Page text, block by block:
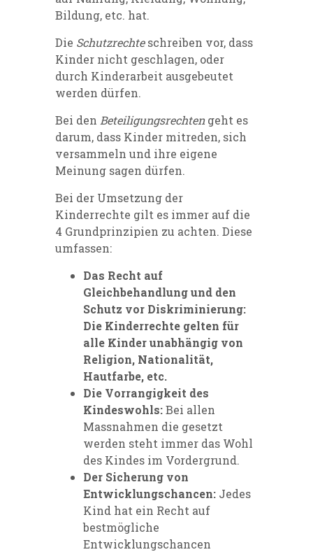
Bildung, etc. hat.
Die Schutzrechteschreiben vor, dass
Kinder nicht geschlagen, oder
durch Kinderarbeit ausgebeutet
werden dürfen.
Bei den Beteiligungsrechtengeht es
darum, dass Kinder mitreden, sich
versammeln und ihre eigene
Meinung sagen dürfen.
Bei der Umsetzung der
Kinderrechte gilt es immer auf die
4 Grundprinzipien zu achten. Diese
umfassen:
Das Recht auf
Gleichbehandlung und den
Schutz vor Diskriminierung:
Die Kinderrechte gelten für
alle Kinder unabhängig von
Religion, Nationalität,
Hautfarbe, etc.
Die Vorrangigkeit des
Kindeswohls:Bei allen
Massnahmen die gesetzt
werden steht immer das Wohl
des Kindes im Vordergrund.
Der Sicherung von
Entwicklungschancen: Jedes
Kind hat ein Recht auf
bestmögliche
Entwicklungschancen